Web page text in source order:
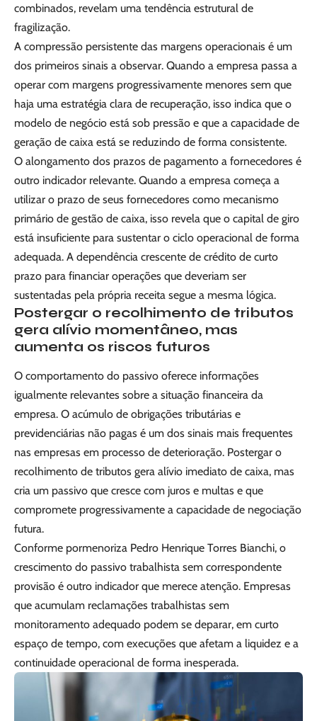
combinados, revelam uma tendência estrutural de
fragilização.
A compressão persistente das margens operacionais é um
dos primeiros sinais a observar. Quando a empresa passa a
operar com margens progressivamente menores sem que
haja uma estratégia clara de recuperação, isso indica que o
modelo de negócio está sob pressão e que a capacidade de
geração de caixa está se reduzindo de forma consistente.
O alongamento dos prazos de pagamento a fornecedores é
outro indicador relevante. Quando a empresa começa a
utilizar o prazo de seus fornecedores como mecanismo
primário de gestão de caixa, isso revela que o capital de giro
está insuficiente para sustentar o ciclo operacional de forma
adequada. A dependência crescente de crédito de curto
prazo para financiar operações que deveriam ser
sustentadas pela própria receita segue a mesma lógica.
Postergar o recolhimento de tributos
gera alívio momentâneo, mas
aumenta os riscos futuros
O comportamento do passivo oferece informações
igualmente relevantes sobre a situação financeira da
empresa. O acúmulo de obrigações tributárias e
previdenciárias não pagas é um dos sinais mais frequentes
nas empresas em processo de deterioração. Postergar o
recolhimento de tributos gera alívio imediato de caixa, mas
cria um passivo que cresce com juros e multas e que
compromete progressivamente a capacidade de negociação
futura.
Conforme pormenoriza Pedro Henrique Torres Bianchi, o
crescimento do passivo trabalhista sem correspondente
provisão é outro indicador que merece atenção. Empresas
que acumulam reclamações trabalhistas sem
monitoramento adequado podem se deparar, em curto
espaço de tempo, com execuções que afetam a liquidez e a
continuidade operacional de forma inesperada.